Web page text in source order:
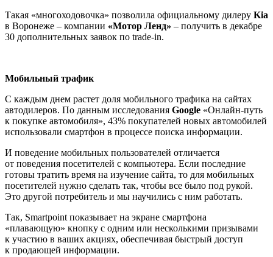
Такая «многоходовочка» позволила официальному дилеру Kia
в Воронеже – компании «Мотор Ленд» – получить в декабре
30 дополнительных заявок по trade-in.
Мобильный трафик
С каждым днем растет доля мобильного трафика на сайтах
автодилеров. По данным исследования Google «Онлайн-путь
к покупке автомобиля», 43% покупателей новых автомобилей
использовали смартфон в процессе поиска информации.
И поведение мобильных пользователей отличается
от поведения посетителей с компьютера. Если последние
готовы тратить время на изучение сайта, то для мобильных
посетителей нужно сделать так, чтобы все было под рукой.
Это другой потребитель и мы научились с ним работать.
Так, Smartpoint показывает на экране смартфона
«плавающую» кнопку с одним или несколькими призывами
к участию в ваших акциях, обеспечивая быстрый доступ
к продающей информации.